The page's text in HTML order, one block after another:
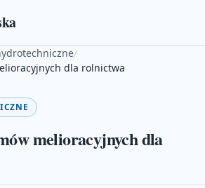
/
dla rolnictwa
melioracyjnych dla